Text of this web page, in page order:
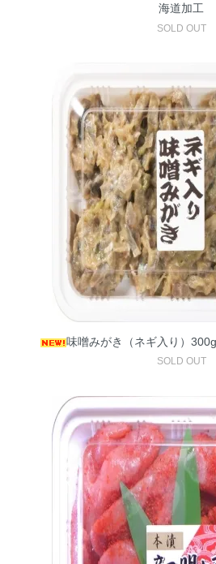
海道加工
SOLD OUT
味噌みがき（ネギ入り）
SOLD OUT